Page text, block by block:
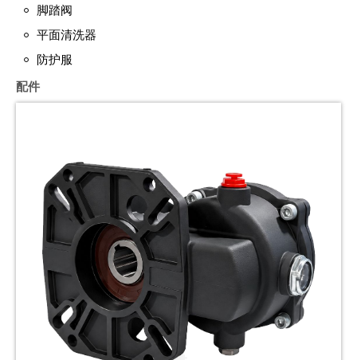
脚踏阀
平面清洗器
防护服
配件